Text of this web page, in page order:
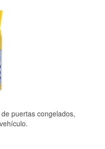
puertas congelados,